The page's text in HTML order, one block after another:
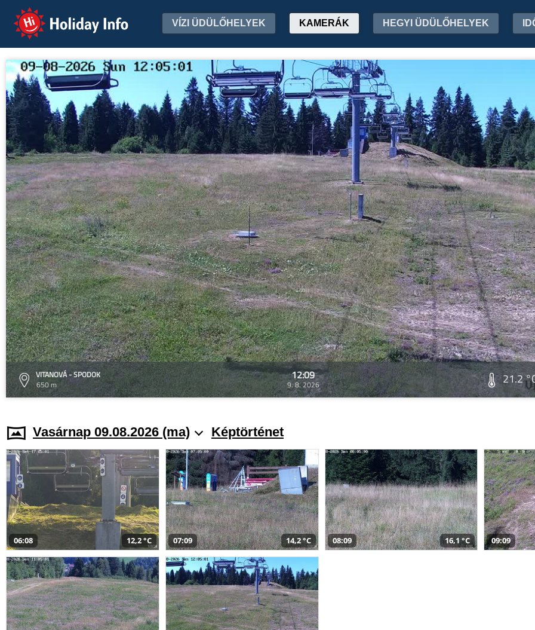
Holiday Info VÍZI ÜDÜLŐHELYEK KAMERÁK HEGYI ÜDÜLŐHELYEK
VITANOVÁ - SPODOK
650 m
12:09
9. 8. 2026 21.2
Vasárnap 09.08.2026 (ma) Képtörténet
06:08 12,2 °C 07:09 14,2 °C 08:09 16,1 °C 09:09